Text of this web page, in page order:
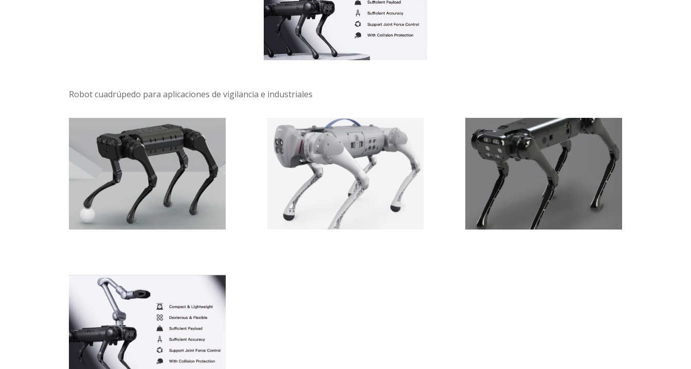
Robot cuadrúpedo para aplicaciones de vigilancia e industriales